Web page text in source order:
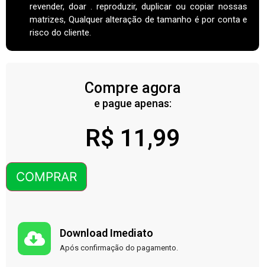
revender, doar . reproduzir, duplicar ou copiar nossas
matrizes, Qualquer alteração de tamanho é por conta e
risco do cliente.
Compre agora
e pague apenas:
R$ 11,99
COMPRAR
Download Imediato
Após confirmação do pagamento.